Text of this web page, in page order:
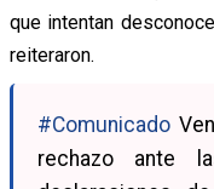
que intentan
reiteraron.
#Comunicado
rechazo ante